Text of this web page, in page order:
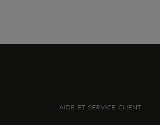
AIDE ET SERVICE CLIENT